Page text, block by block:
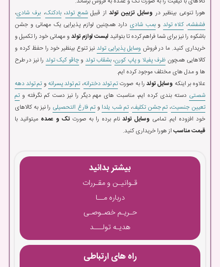
هورا تنوعی بینظیر در وسایل تزیین تولداز قبیلشمع تولد،بادکنک، برف شادی،
فشفشه،کلاه تولد وبمب شادی دارد همچنین لوازم پذیرایی یک مهمانی و جشن
باشکوه را نیز برای شما فراهم کرده تا بتوانیدلیست لوازم تولد و مهمانی خود را تکمیل و
خریداری کنید. ما در فروش وسایل پذیرایی تولد نیز تنوع بینظیر خود را حفظ کرده و
کالاهایی همچون ظرف پفیلا و پاپ کورن،بشقاب تولد وچاقو کیک تولد را نیز در طرح
ها و مدل های مختلف موجود کرده ایم.
علاوه بر اینکه وسایل تولدرا به صورتتم تولد دخترانه،تم تولد پسرانه وتم تولد دهه
شصتی دسته بندی کرده ایم، مناسبت های مهم دیگر را نیز دست کم نگرفته وتم
تعیین جنسیت،تم جشن تکلیف،تم شب یلدا وتم فارغ التحصیلی را نیز به کالاهای
خود افزوده ایم. تمامی وسایل تولد نام برده را به صورت تک و عمده میتوانید با
قیمت مناسب از هورا خریداری کنید.
بیشتر بدانید
قـوانیـن و مقـررات
درباره مــا
حـریـم خصـوصـی
هدیـه تولـــد
راه های ارتباطی